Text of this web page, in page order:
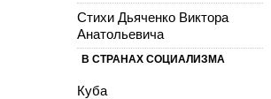
Стихи Дьяченко Виктора
Анатольевича
В СТРАНАХ СОЦИАЛИЗМА
Куба